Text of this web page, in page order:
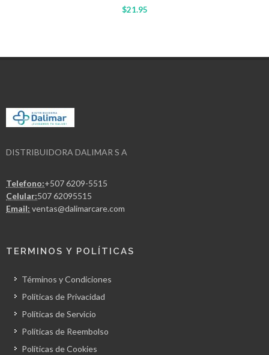
$21.95
DISTRIBUIDORA DALIMAR S A
Telefono:+507 6209-5515
Celular:507 62095515
Email: ventas@dalimarcare.com
TERMINOS Y POLÍTICAS
Términos y Condiciones
Políticas de Privacidad
Políticas de Servicio
Políticas de Reembolso
Políticas de Cookies